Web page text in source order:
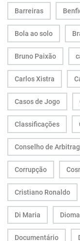
Barreiras
Bola ao solo
Bruno Paixão
Carlos Xistra
Casos de Jogo
Classificações
Conselho de
Corrupção
Cristiano Ronaldo
Di Maria
Documentário